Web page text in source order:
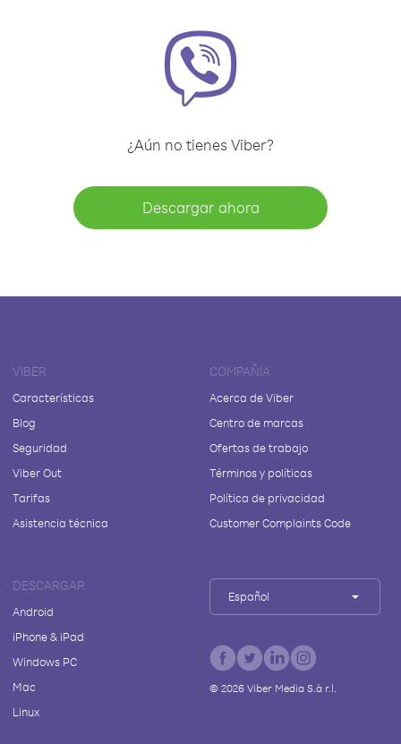
¿Aún no tienes Viber?
Descargar ahora
VIBER
Características
Blog
Seguridad
Viber Out
Tarifas
Asistencia técnica
COMPAÑÍA
Acerca de Viber
Centro de marcas
Ofertas de trabajo
Términos y políticas
Política de privacidad
Customer Complaints Code
DESCARGAR
Android
iPhone & iPad
Windows PC
Mac
Linux
Español
© 2026Viber Media S.à r.l.